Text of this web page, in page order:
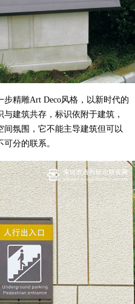
步精雕Art Deco风格，以新时代的
建筑共存，标识依附于建筑，
间氛围，它不能主导建筑但可以
分的联系。